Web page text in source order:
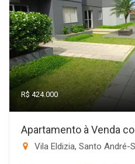
R$ 424.000
Apartamento à Venda
Vila Eldizia, Santo André-